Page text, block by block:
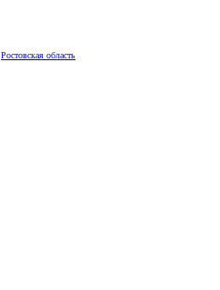
Ростовская область